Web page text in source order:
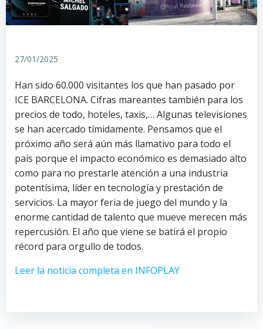
27/01/2025
Han sido 60.000 visitantes los que han pasado por
ICE BARCELONA. Cifras mareantes también para los
precios de todo, hoteles, taxis,… Algunas televisiones
se han acercado tímidamente. Pensamos que el
próximo año será aún más llamativo para todo el
país porque el impacto económico es demasiado alto
como para no prestarle atención a una industria
potentísima, líder en tecnología y prestación de
servicios. La mayor feria de juego del mundo y la
enorme cantidad de talento que mueve merecen más
repercusión. El año que viene se batirá el propio
récord para orgullo de todos.
Leer la noticia completa en INFOPLAY